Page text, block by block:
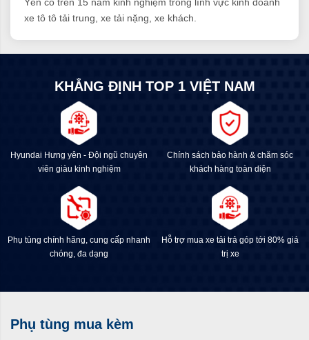
xe tô tô tải trung, xe tải nặng, xe khách.
KHẲNG ĐỊNH TOP 1 VIỆT NAM
Hyundai Hưng yên - Đội ngũ chuyên
viên giàu kinh nghiệm
Chính sách bảo hành & chăm sóc
khách hàng toàn diện
Phụ tùng chính hãng, cung cấp nhanh
chóng, đa dạng
Hỗ trợ mua xe tải trả góp tới 80% giá
trị xe
Phụ tùng mua kèm